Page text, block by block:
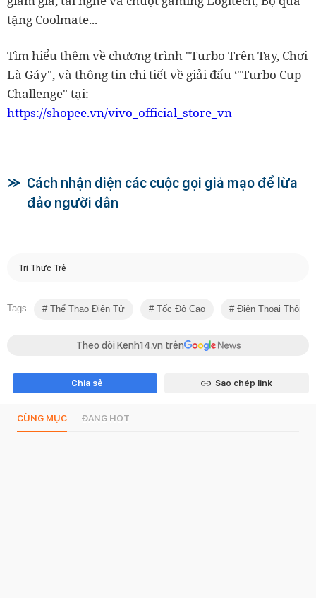
tặng Coolmate...
Tìm hiểu thêm về chương trình "Turbo Trên Tay, Chơi
Là Gáy", và thông tin chi tiết về giải đấu ‘"Turbo Cup
Challenge" tại:
https://shopee.vn/vivo_official_store_vn
Cách nhận diện các cuộc gọi giả mạo để lừa
đảo người dân
Trí Thức Trẻ
Tags Thể Thao Điện Tử Tốc Độ Cao Điện Thoại Thông
Theo dõi Kenh14.vn trên
Chia sẻ Sao chép link
CÙNG MỤC ĐANG HOT